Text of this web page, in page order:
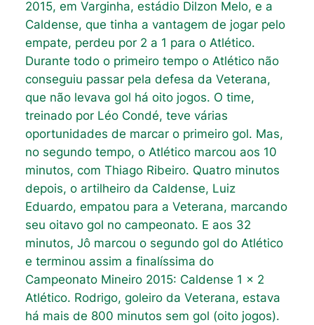
2015, em Varginha, estádio Dilzon Melo, e a
Caldense, que tinha a vantagem de jogar pelo
empate, perdeu por 2 a 1 para o Atlético.
Durante todo o primeiro tempo o Atlético não
conseguiu passar pela defesa da Veterana,
que não levava gol há oito jogos. O time,
treinado por Léo Condé, teve várias
oportunidades de marcar o primeiro gol. Mas,
no segundo tempo, o Atlético marcou aos 10
minutos, com Thiago Ribeiro. Quatro minutos
depois, o artilheiro da Caldense, Luiz
Eduardo, empatou para a Veterana, marcando
seu oitavo gol no campeonato. E aos 32
minutos, Jô marcou o segundo gol do Atlético
e terminou assim a finalíssima do
Campeonato Mineiro 2015: Caldense 1 x 2
Atlético. Rodrigo, goleiro da Veterana, estava
há mais de 800 minutos sem gol (oito jogos).